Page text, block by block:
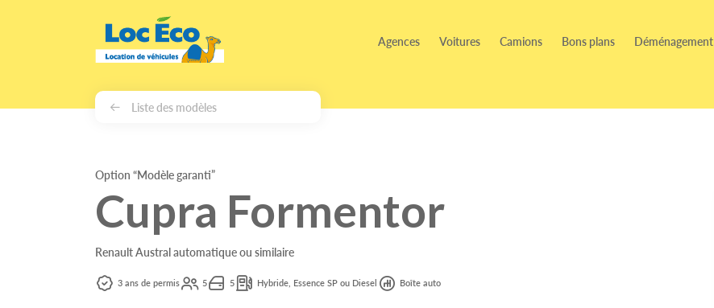
Agences Voitures Camions Bons plans Déménagement
Liste des modèles
Option “Modèle garanti”
Cupra Formentor
Renault Austral automatique ou similaire
3 ans de permis 5 5 Hybride, Essence SP ou Diesel Boîte auto